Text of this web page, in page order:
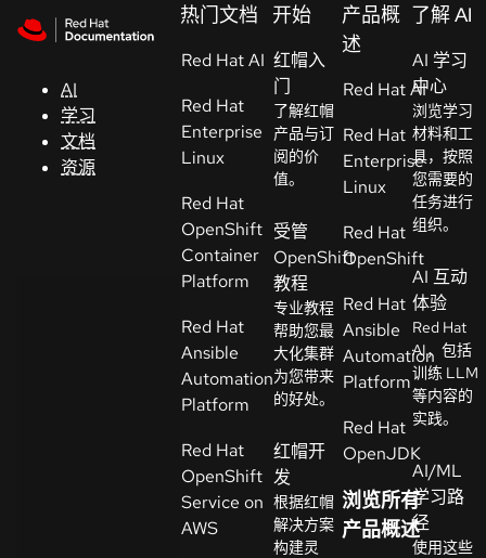
AI
学习
文档
资源
持
控制台
（Console）
开
发
人
员
开
始
试
联
系
人
选
热门文档
Red Hat AI
Red Hat
Enterprise
Linux
Red Hat
OpenShift
Container
Platform
Red Hat
Ansible
Automation
Platform
Red Hat
OpenShift
Service on
AWS
开始
红帽入
门
了解红帽
产品与订
阅的价
值。
受管
OpenShift
教程
专业教程
帮助您最
大化集群
为您带来
的好处。
红帽开
发
根据红帽
解决方案
构建灵
产品概
述
Red Hat AI
Red Hat
Enterprise
Linux
Red Hat
OpenShift
Red Hat
Ansible
Automation
Platform
Red Hat
OpenJDK
浏览所有
产品概述
了解 AI
AI 学习
中心
浏览学习
材料和工
具，按照
您需要的
任务进行
组织。
AI 互动
体验
Red Hat
AI，包括
训练 LLM
等内容的
实践。
AI/ML
学习路
径
使用这些